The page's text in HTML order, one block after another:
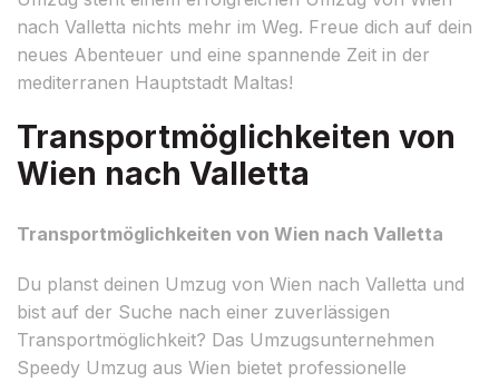
nach Valletta nichts mehr im Weg. Freue dich auf dein
neues Abenteuer und eine spannende Zeit in der
mediterranen Hauptstadt Maltas!
Transportmöglichkeiten von
Wien nach Valletta
Transportmöglichkeiten von Wien nach Valletta
Du planst deinen Umzug von Wien nach Valletta und
bist auf der Suche nach einer zuverlässigen
Transportmöglichkeit? Das Umzugsunternehmen
Speedy Umzug aus Wien bietet professionelle